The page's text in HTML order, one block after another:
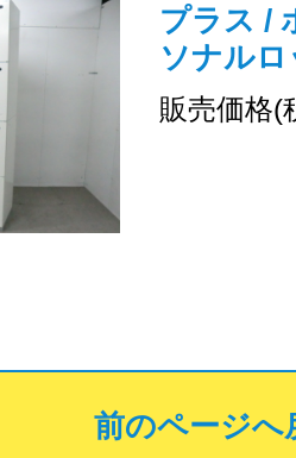
プラス /
ソナル
販売価格(
前のページへ